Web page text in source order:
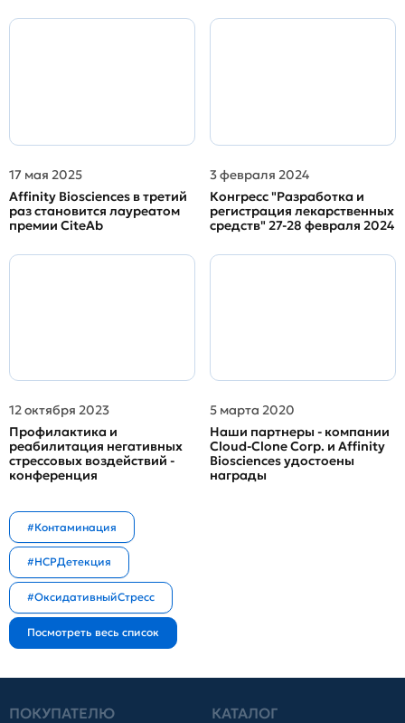
17 мая 2025
Affinity Biosciences в третий
раз становится лауреатом
премии CiteAb
3 февраля 2024
Конгресс "Разработка и
регистрация лекарственных
средств" 27-28 февраля 2024
12 октября 2023
Профилактика и
реабилитация негативных
стрессовых воздействий -
конференция
5 марта 2020
Наши партнеры - компании
Cloud-Clone Corp. и Affinity
Biosciences удостоены
награды
#Контаминация
#HCPДетекция
#ОксидативныйСтресс
ПОКУПАТЕЛЮ КАТАЛОГ